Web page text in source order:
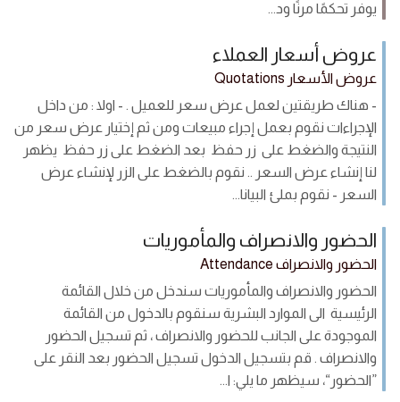
يوفر تحكمًا مرنًا ود...
عروض أسعار العملاء
عروض الأسعار Quotations
- هناك طريقتين لعمل عرض سعر للعميل . - اولا : من داخل
الإجراءات نقوم بعمل إجراء مبيعات ومن ثم إختيار عرض سعر من
النتيجة والضغط على زر حفظ بعد الضغط على زر حفظ يظهر
لنا إنشاء عرض السعر .. نقوم بالضغط على الزر لإنشاء عرض
السعر - نقوم بملئ البيانا...
الحضور والانصراف والمأموريات
الحضور والانصراف Attendance
الحضور والانصراف والمأموريات سندخل من خلال القائمة
الرئيسية الى الموارد البشرية سنقوم بالدخول من القائمة
الموجودة على الجانب للحضور والانصراف ، ثم تسجيل الحضور
والانصراف . قم بتسجيل الدخول تسجيل الحضور بعد النقر على
”الحضور“، سيظهر ما يلي: ا...